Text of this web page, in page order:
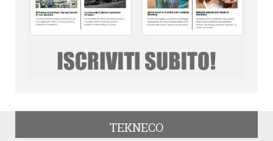
TEKNECO